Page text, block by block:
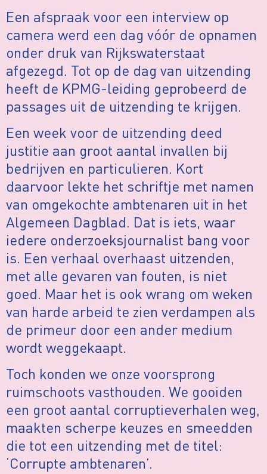
Een afspraak voor een interview op
camera werd een dag vóór de opnamen
onder druk van Rijkswaterstaat
afgezegd. Tot op de dag van uitzending
heeft de KPMG-leiding geprobeerd de
passages uit de uitzending te krijgen.
Een week voor de uitzending deed
justitie aan groot aantal invallen bij
bedrijven en particulieren. Kort
daarvoor lekte het schriftje met namen
van omgekochte ambtenaren uit in het
Algemeen Dagblad. Dat is iets, waar
iedere onderzoeksjournalist bang voor
is. Een verhaal overhaast uitzenden,
met alle gevaren van fouten, is niet
goed. Maar het is ook wrang om weken
van harde arbeid te zien verdampen als
de primeur door een ander medium
wordt weggekaapt.
Toch konden we onze voorsprong
ruimschoots vasthouden. We gooiden
een groot aantal corruptieverhalen weg,
maakten scherpe keuzes en smeedden
die tot een uitzending met de titel:
‘Corrupte ambtenaren’.